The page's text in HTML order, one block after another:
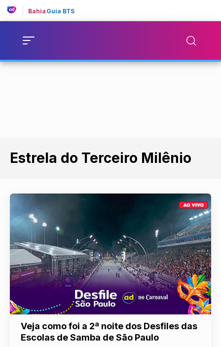
Bahia Guia BTS
Estrela do Terceiro Milênio
Veja como foi a 2ª noite dos Desfiles das
Escolas de Samba de São Paulo